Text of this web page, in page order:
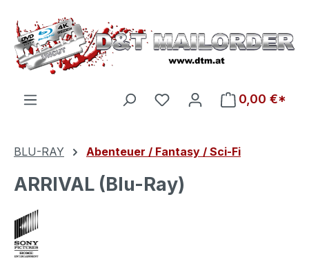
Zum Hauptinhalt springen
Du hast 0 Produkte auf
0,00 €*
BLU-RAY Abenteuer / Fantasy / Sci-Fi
ARRIVAL (Blu-Ray)